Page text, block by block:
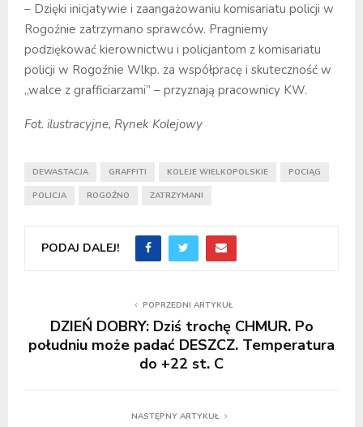
– Dzięki inicjatywie i zaangażowaniu komisariatu policji w
Rogoźnie zatrzymano sprawców. Pragniemy
podziękować kierownictwu i policjantom z komisariatu
policji w Rogoźnie Wlkp. za współpracę i skuteczność w
„walce z grafficiarzami” – przyznają pracownicy KW.
Fot. ilustracyjne, Rynek Kolejowy
DEWASTACJA GRAFFITI KOLEJE WIELKOPOLSKIE POCIĄG
POLICJA ROGOŹNO ZATRZYMANI
PODAJ DALEJ!
POPRZEDNI ARTYKUŁ
DZIEŃ DOBRY: Dziś trochę CHMUR. Po
południu może padać DESZCZ. Temperatura
do +22 st. C
NASTĘPNY ARTYKUŁ